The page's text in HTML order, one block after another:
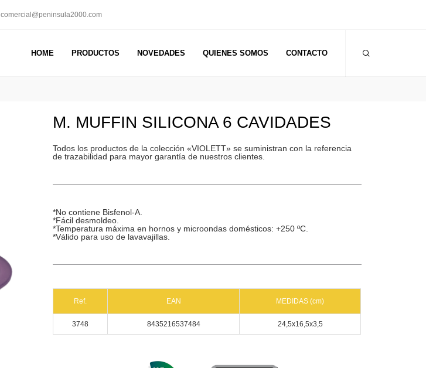
comercial@peninsula2000.com
HOME PRODUCTOS NOVEDADES QUIENES SOMOS CONTACTO
M. MUFFIN SILICONA 6 CAVIDADES
Todos los productos de la colección «VIOLETT» se suministran con la referencia
de trazabilidad para mayor garantía de nuestros clientes.
*No contiene Bisfenol-A.
*Fácil desmoldeo.
*Temperatura máxima en hornos y microondas domésticos: +250 ºC.
*Válido para uso de lavavajillas.
Ref. EAN MEDIDAS (cm)
3748 8435216537484 24,5x16,5x3,5